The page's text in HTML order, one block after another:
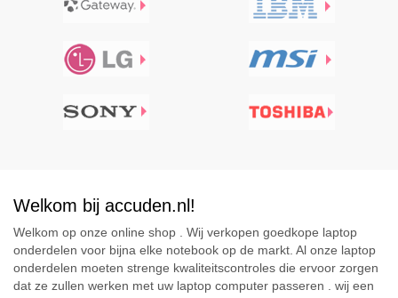
Welkom bij accuden.nl!
Welkom op onze online shop . Wij verkopen goedkope laptop
onderdelen voor bijna elke notebook op de markt. Al onze laptop
onderdelen moeten strenge kwaliteitscontroles die ervoor zorgen
dat ze zullen werken met uw laptop computer passeren . wij een